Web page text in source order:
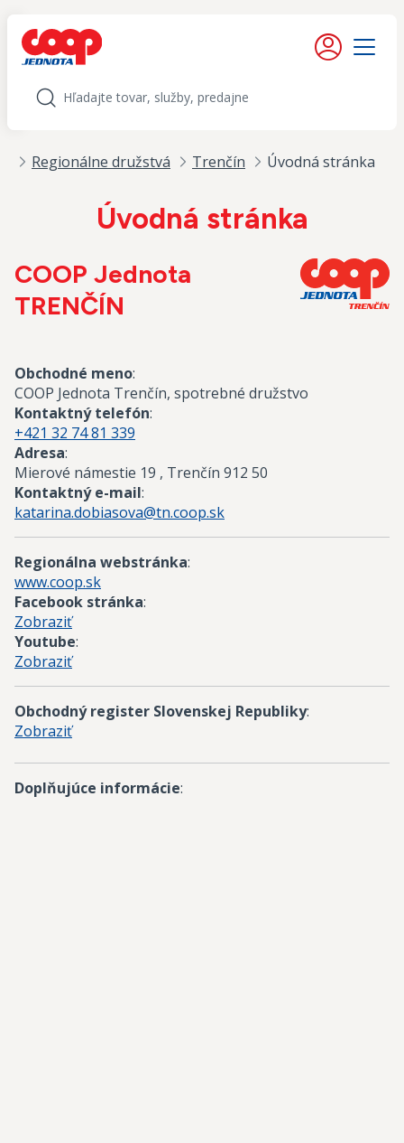
Moje konto
Menu
Hľadať
Regionálne družstvá Trenčín Úvodná stránka
Úvodná stránka
COOP Jednota
TRENČÍN
Obchodné meno:
COOP Jednota Trenčín, spotrebné družstvo
Kontaktný telefón:
+421 32 74 81 339
Adresa:
Mierové námestie 19 , Trenčín 912 50
Kontaktný e-mail:
katarina.dobiasova@tn.coop.sk
Regionálna webstránka:
www.coop.sk
Facebook stránka:
Zobraziť
Youtube:
Zobraziť
Obchodný register Slovenskej Republiky:
Zobraziť
Doplňujúce informácie: